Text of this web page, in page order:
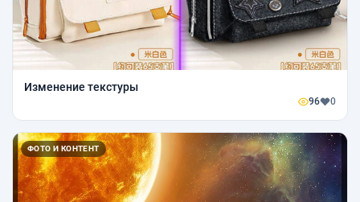
Изменение текстуры
96 0
ФОТО И КОНТЕНТ